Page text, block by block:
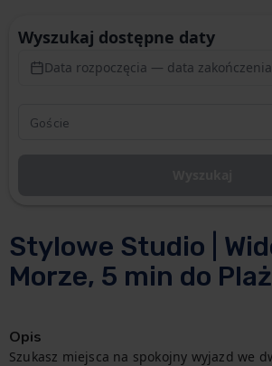
Stylowe Studio |
Morze, 5 min do
Opis
Szukasz miejsca na spokojny wyjazd we
Wyszukaj dostępne daty
Data rozpoczęcia — data zakończenia